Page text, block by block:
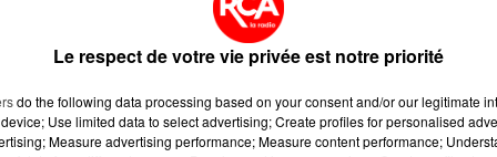
offensifs, mais un manque cruel de réalisme
de Santos (57e) et une talonnade de
Le respect de votre vie privée est notre priorité
do the following data processing based on your consent and/or our legitimate
Use limited data to select advertising; Create profiles for personalised
Measure advertising performance; Measure content performance;